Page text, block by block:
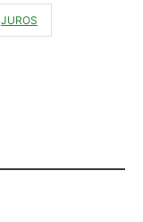
JUROS